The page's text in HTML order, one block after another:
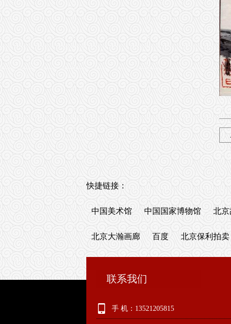
快捷链接：
中国美术馆 中国国家博物馆 北
北京大瀚画廊 百度 北京保利拍卖
联系我们
手 机：13521205815